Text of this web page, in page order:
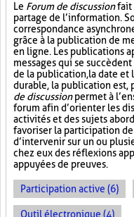
Le Forum de discussionfait
partage de l’information.
correspondance
grâce à la publication de
en ligne. Les publications
messages qui se
de la publication, la date et
durable, la publication est,
de discussionpermet à
forum afin d’orienter les
activités et des sujets
favoriser la participation de
d’intervenir sur un ou
chez eux des réflexions
appuyées de preuves.
Participation active (6)
Outil électronique (4)